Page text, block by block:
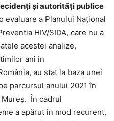
și autorități publice
evaluare a Planului Național
HIV/SIDA, care nu a
acestei analize,
ani în
au stat la baza unei
parcursul anului 2021 în
În cadrul
a apărut în mod recurent,